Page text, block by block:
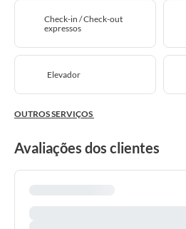
Check-in / Check-out
expressos
Elevador
OUTROS SERVIÇOS
Avaliações dos clientes